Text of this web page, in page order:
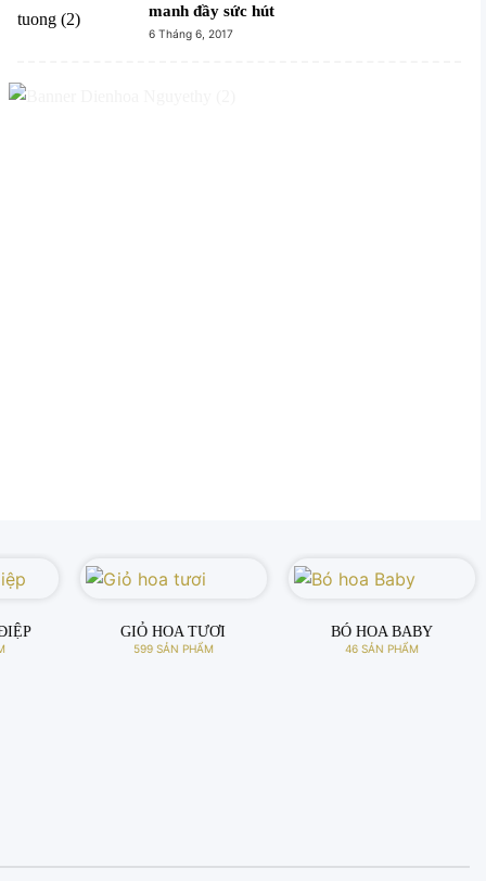
₫.
manh đầy sức hút
6 Tháng 6, 2017
HOA BÓ ĐẸP
427 SẢN PHẨM